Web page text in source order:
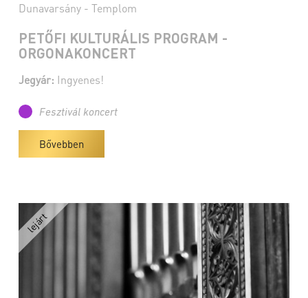
Dunavarsány - Templom
PETŐFI KULTURÁLIS PROGRAM -
ORGONAKONCERT
Jegyár: Ingyenes!
Fesztivál koncert
Bővebben